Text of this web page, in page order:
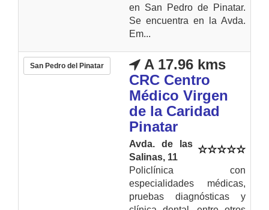
en San Pedro de Pinatar.
Se encuentra en la Avda.
Em...
San Pedro del Pinatar
A 17.96 kms
CRC Centro
Médico Virgen
de la Caridad
Pinatar
Avda. de las
Salinas, 11
Policlínica con
especialidades médicas,
pruebas diagnósticas y